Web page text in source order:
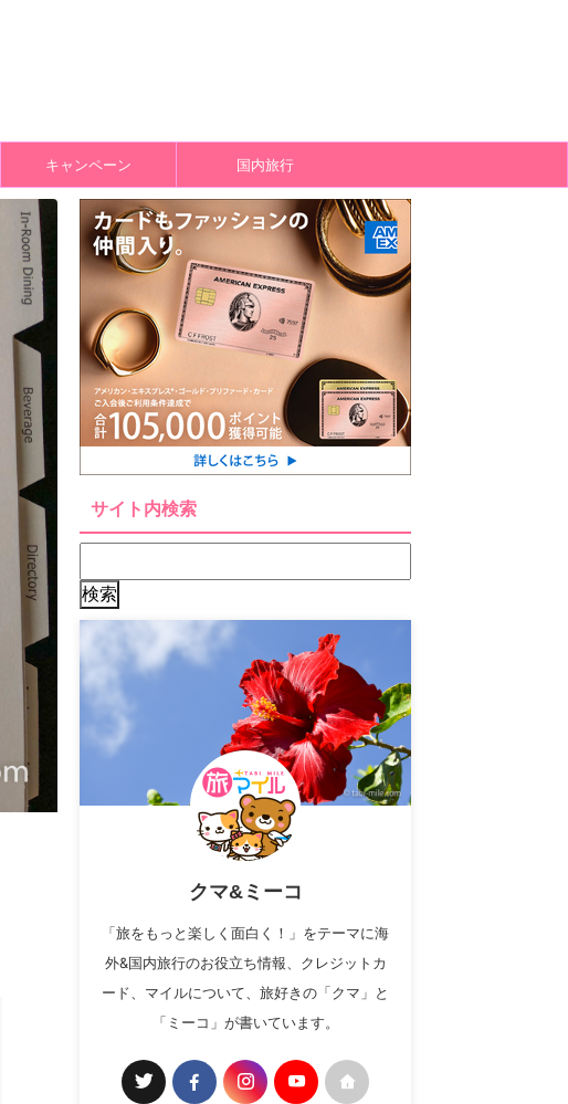
キャンペーン 国内旅行
サイト内検索
クマ&ミーコ
「旅をもっと楽しく面白く！」をテーマに海
外&国内旅行のお役立ち情報、クレジットカ
ード、マイルについて、旅好きの「クマ」と
「ミーコ」が書いています。